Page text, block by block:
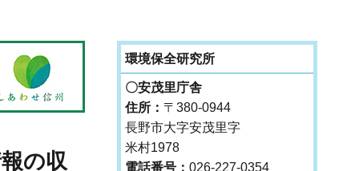
の収
環境保全研究所
〇安茂里庁舎
住所： 〒380-0944
長野市大字安茂里字
米村1978
電話番号： 026-227-0354